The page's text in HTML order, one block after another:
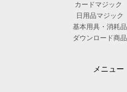
カードマジック
日用品マジック
基本用具・消耗品
ダウンロード商品
メニュー